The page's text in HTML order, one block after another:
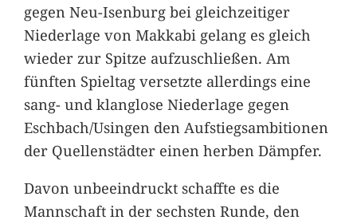
gegen Neu-Isenburg bei gleichzeitiger
Niederlage von Makkabi gelang es gleich
wieder zur Spitze aufzuschließen. Am
fünften Spieltag versetzte allerdings eine
sang- und klanglose Niederlage gegen
Eschbach/Usingen den Aufstiegsambitionen
der Quellenstädter einen herben Dämpfer.
Davon unbeeindruckt schaffte es die
Mannschaft in der sechsten Runde, den